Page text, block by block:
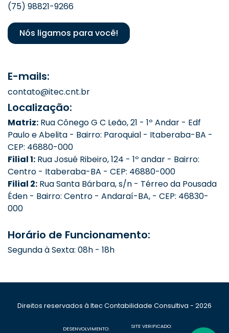
(75) 98821-9266
Nós ligamos para você!
E-mails:
contato@itec.cnt.br
Localização:
Matriz: Rua Cônego G C Leão, 21 - 1º Andar - Edf
Paulo e Abelita - Bairro: Paroquial - Itaberaba-BA -
CEP: 46880-000
Filial 1: Rua Josué Ribeiro, 124 - 1º andar - Bairro:
Centro - Itaberaba-BA - CEP: 46880-000
Filial 2: Rua Santa Bárbara, s/n - Térreo da Pousada
Éden - Bairro: Centro - Andaraí-BA, - CEP: 46830-
000
Horário de Funcionamento:
Segunda à Sexta: 08h - 18h
Direitos reservados à Itec Contabilidade Consultiva - 2026
DESENVOLVIMENTO: SITE VERIFICADO: